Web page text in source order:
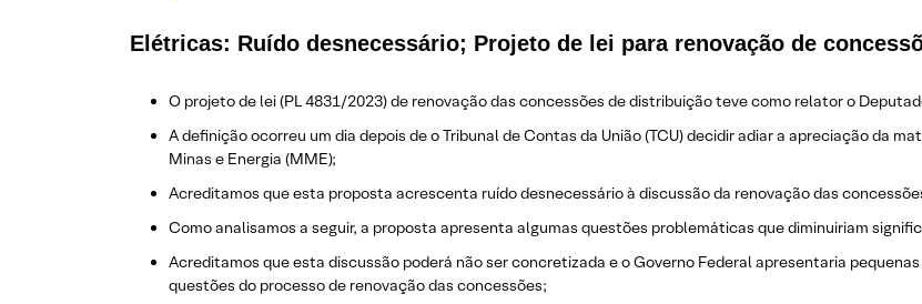
Elétricas: Ruído desnecessário; Projeto de lei para renovação de
O projeto de lei (PL 4831/2023) de renovação das concessões de distribuição teve como relator o
A definição ocorreu um dia depois de o Tribunal de Contas da União (TCU) decidir adiar a apreciação da
Minas e Energia (MME);
Acreditamos que esta proposta acrescenta ruído desnecessário à discussão da renovação das
Como analisamos a seguir, a proposta apresenta algumas questões problemáticas que diminuiriam
Acreditamos que esta discussão poderá não ser concretizada e o Governo Federal apresentaria
questões do processo de renovação das concessões;